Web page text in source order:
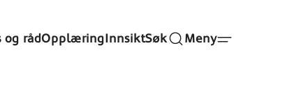
og rådOpplæringInnsiktSøk Meny